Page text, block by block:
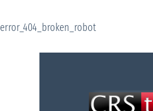
error_404_broken_robot